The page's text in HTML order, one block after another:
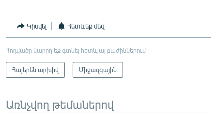
Կիսվել Հետևեք մեզ
Հոդվածը կարող եք գտնել հետևյալ բաժիններում
Հայերեն արխիվ Միջազգային
Առնչվող թեմաներով